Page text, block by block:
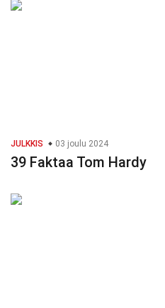
JULKKIS 03 joulu 2024
39 Faktaa Tom Hardy